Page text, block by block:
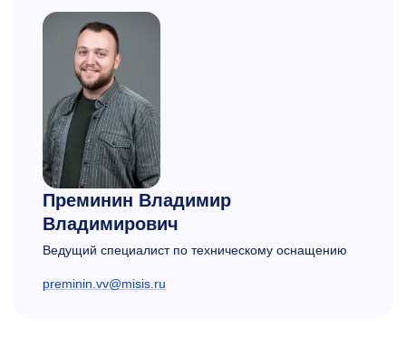
Преминин Владимир
Владимирович
Ведущий специалист по техническому оснащению
preminin.vv@misis.ru